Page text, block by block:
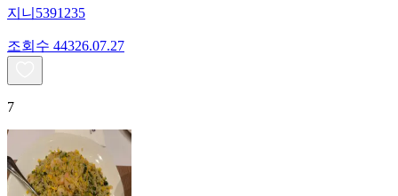
지니5391235
조회수 44326.07.27
7